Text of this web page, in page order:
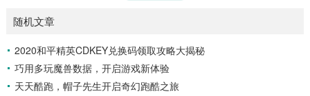
随机文章
2020和平精英CDKEY兑换码领取攻略大揭秘
巧用多玩魔兽数据，开启游戏新体验
天天酷跑，帽子先生开启奇幻跑酷之旅